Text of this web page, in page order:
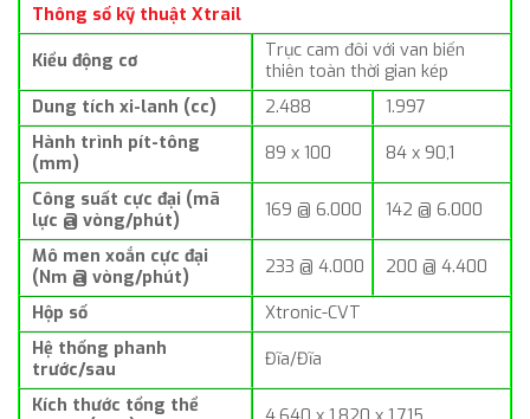
Thông số kỹ thuật Xtrail
Kiểu động cơ
Trục cam đôi với van biến
thiên toàn thời gian kép
Dung tích xi-lanh (cc)
2.488
1.997
Hành trình pít-tông
(mm)
89 x 100 84 x 90,1
Công suất cực đại (mã
lực @ vòng/phút)
169 @ 6.000 142 @ 6.000
Mô men xoắn cực đại
(Nm @ vòng/phút)
233 @ 4.000 200 @ 4.400
Hộp số
Xtronic-CVT
Hệ thống phanh
trước/sau
Đĩa/Đĩa
Kích thước tổng thể